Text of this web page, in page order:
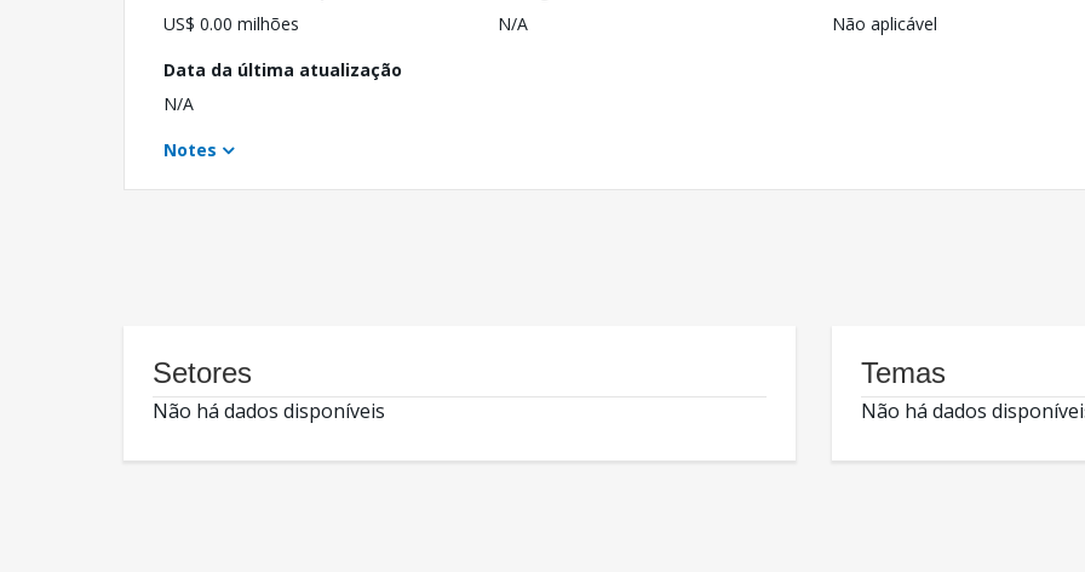
US$ 0.00 milhões
N/A
Não aplicável
Data da última atualização
N/A
Notes
Setores
Não há dados disponíveis
Temas
Não há dados